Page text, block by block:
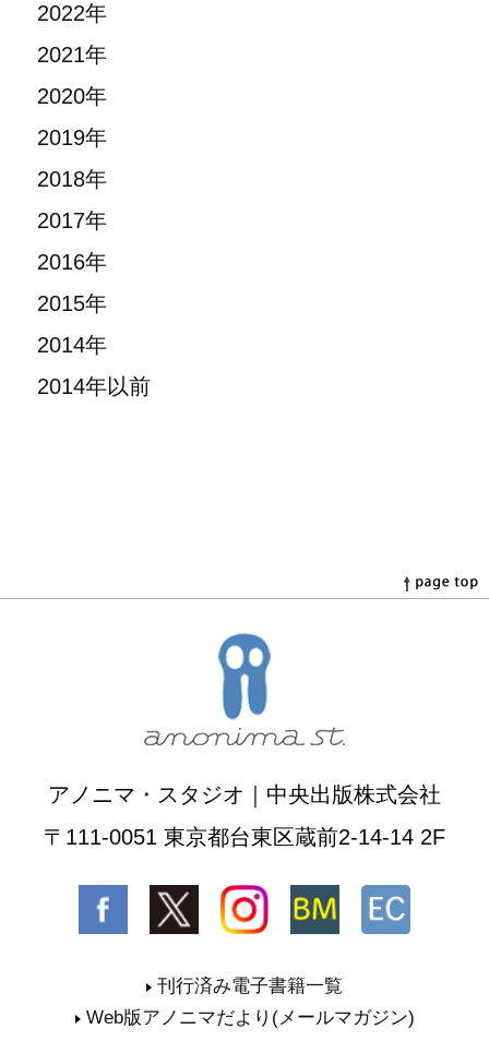
2022年
2021年
2020年
2019年
2018年
2017年
2016年
2015年
2014年
2014年以前
アノニマ・スタジオ｜中央出版株式会社
〒111-0051 東京都台東区蔵前2-14-14 2F
刊行済み電子書籍一覧
Web版アノニマだより(メールマガジン)